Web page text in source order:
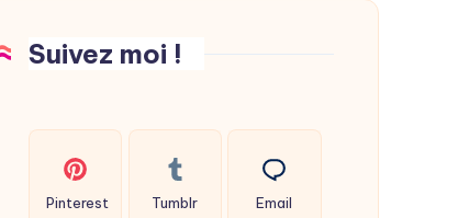
Suivez moi !
Pinterest Tumblr Email